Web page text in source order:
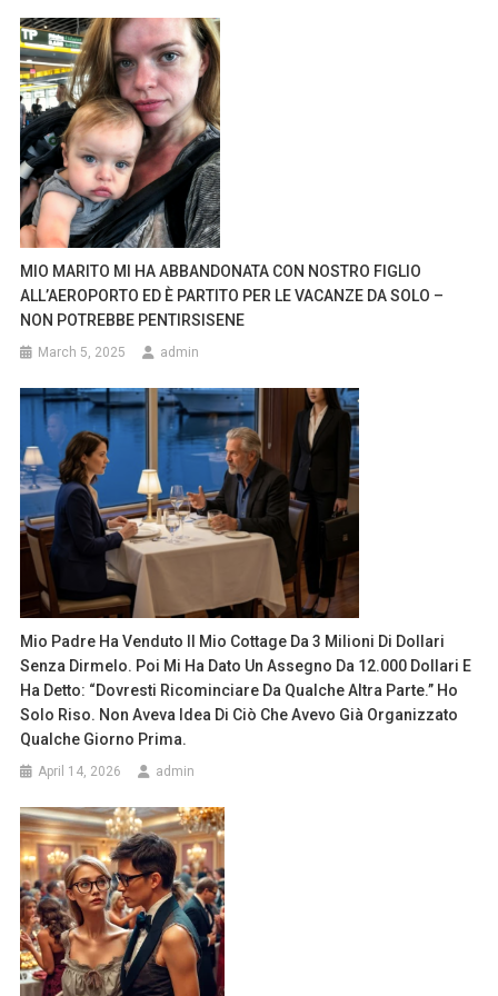
MIO MARITO MI HA ABBANDONATA CON NOSTRO FIGLIO
ALL’AEROPORTO ED È PARTITO PER LE VACANZE DA SOLO –
NON POTREBBE PENTIRSISENE
March 5, 2025 admin
Mio Padre Ha Venduto Il Mio Cottage Da 3 Milioni Di Dollari
Senza Dirmelo. Poi Mi Ha Dato Un Assegno Da 12.000 Dollari E
Ha Detto: “Dovresti Ricominciare Da Qualche Altra Parte.” Ho
Solo Riso. Non Aveva Idea Di Ciò Che Avevo Già Organizzato
Qualche Giorno Prima.
April 14, 2026 admin